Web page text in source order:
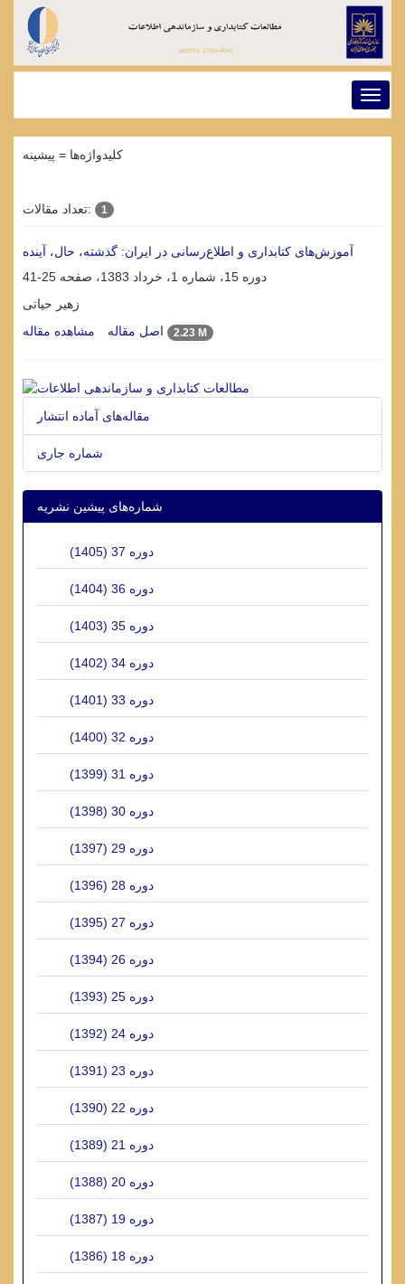
کلیدواژه‌ها = پیشینه
تعداد مقالات: 1
آموزش‌های کتابداری و اطلاع‌رسانی در ایران: گذشته، حال، آینده
دوره 15، شماره 1، خرداد 1383، صفحه
25-41
زهیر حیاتی
مشاهده مقاله
2.23 M
مقاله‌های آماده انتشار
شماره جاری
شماره‌های پیشین نشریه
دوره 37 (1405)
دوره 36 (1404)
دوره 35 (1403)
دوره 34 (1402)
دوره 33 (1401)
دوره 32 (1400)
دوره 31 (1399)
دوره 30 (1398)
دوره 29 (1397)
دوره 28 (1396)
دوره 27 (1395)
دوره 26 (1394)
دوره 25 (1393)
دوره 24 (1392)
دوره 23 (1391)
دوره 22 (1390)
دوره 21 (1389)
دوره 20 (1388)
دوره 19 (1387)
دوره 18 (1386)